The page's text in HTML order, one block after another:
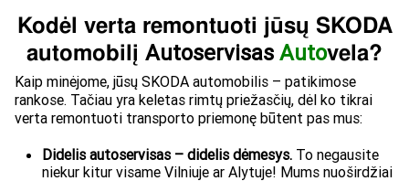
Kodėl verta remontuoti jūsų SKODA
automobilį Autoservisas Autovela?
Kaip minėjome, jūsų SKODA automobilis – patikimose
rankose. Tačiau yra keletas rimtų priežasčių, dėl ko tikrai
verta remontuoti transporto priemonę būtent pas mus:
Didelis autoservisas – didelis dėmesys. To negausite
niekur kitur visame Vilniuje ar Alytuje! Mums nuoširdžiai